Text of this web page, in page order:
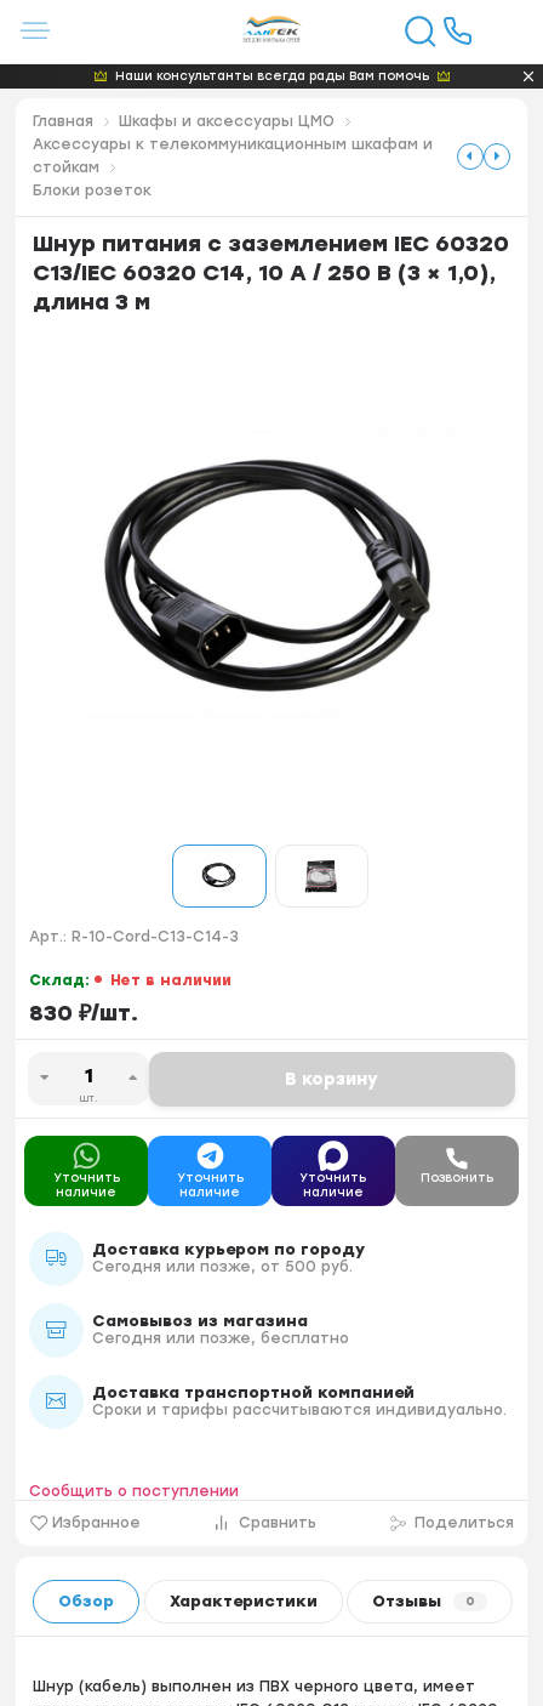
Наши консультанты всегда рады Вам помочь
Главная
Шкафы и аксессуары ЦМО
Аксессуары к телекоммуникационным шкафам и
стойкам
Блоки розеток
Шнур питания с заземлением IEC 60320
C13/IEC 60320 C14, 10 А / 250 В (3 × 1,0),
длина 3 м
Арт.: R-10-Cord-C13-C14-3
Склад: Нет в наличии
830 ₽/шт.
шт.
В корзину
Уточнить
наличие
Уточнить
наличие
Уточнить
наличие
Позвонить
Доставка курьером по городу
Сегодня или позже, от 500 руб.
Самовывоз из магазина
Сегодня или позже, бесплатно
Доставка транспортной компанией
Сроки и тарифы рассчитываются индивидуально.
Избранное Сравнить Поделиться
Сообщить о поступлении
Обзор Характеристики Отзывы 0
Шнур (кабель) выполнен из ПВХ черного цвета, имеет